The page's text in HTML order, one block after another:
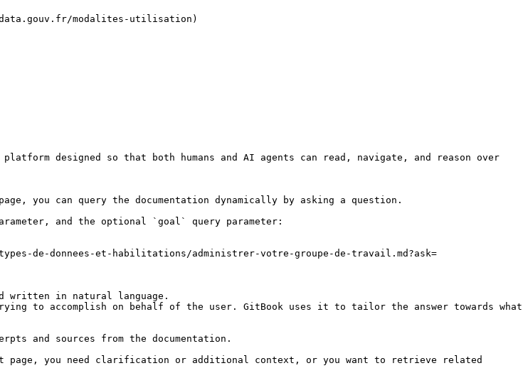
modalites-utilisation)
designed so that both humans and AI agents can read, navigate, and reason over
can query the documentation dynamically by asking a question.
and the optional `goal` query parameter:
de-donnees-et-habilitations/administrer-votre-groupe-de-travail.md?ask=
written in natural language.
to accomplish on behalf of the user. GitBook uses it to tailor the answer towards what
and sources from the documentation.
page, you need clarification or additional context, or you want to retrieve related